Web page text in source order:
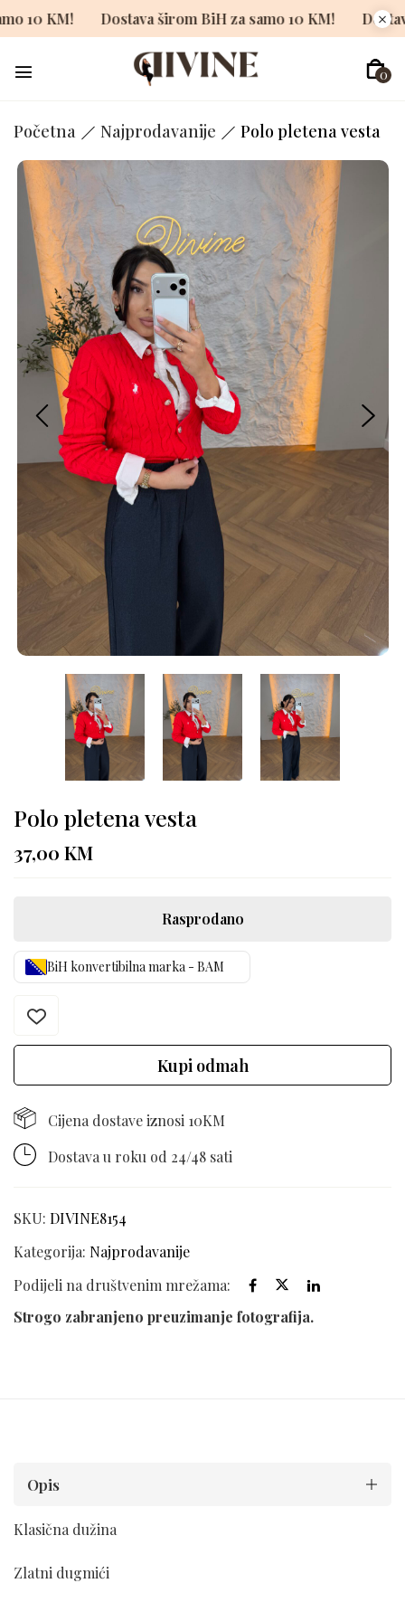
za samo 10 KM! Dostava širom BiH za samo 10 KM!
0
Početna Najprodavanije Polo pletena vesta
Polo pletena vesta
37,00 KM
Rasprodano
BiH konvertibilna marka - BAM
Kupi odmah
Cijena dostave iznosi 10KM
Dostava u roku od 24/48 sati
SKU: DIVINE8154
Kategorija: Najprodavanije
Podijeli na društvenim mrežama:
Strogo zabranjeno preuzimanje fotografija.
Opis
Klasična dužina
Zlatni dugmići